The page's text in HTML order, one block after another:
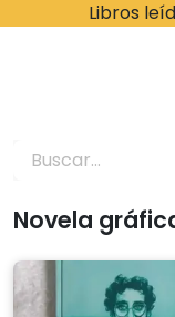
Libros
Novela